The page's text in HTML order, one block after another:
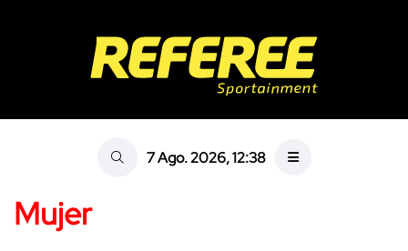
7 Ago. 2026, 12:38
Mujer